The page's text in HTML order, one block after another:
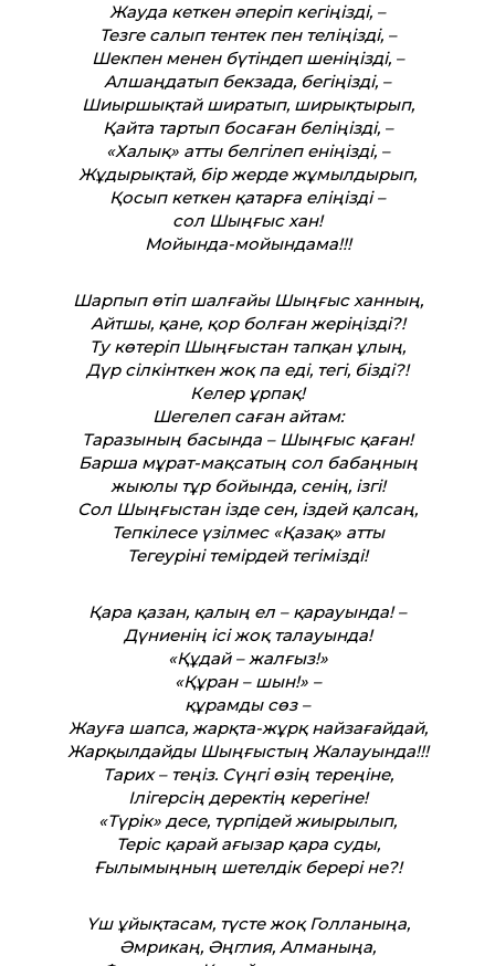
Жауда кеткен әперіп кегіңізді, –
Тезге салып тентек пен теліңізді, –
Шекпен менен бүтіндеп шеніңізді, –
Алшаңдатып бекзада, бегіңізді, –
Шиыршықтай ширатып, ширықтырып,
Қайта тартып босаған беліңізді, –
«Халық» атты белгілеп еніңізді, –
Жұдырықтай, бір жерде жұмылдырып,
Қосып кеткен қатарға еліңізді –
сол Шыңғыс хан!
Мойында-мойындама!!!
Шарпып өтіп шалғайы Шыңғыс ханның,
Айтшы, қане, қор болған жеріңізді?!
Ту көтеріп Шыңғыстан тапқан ұлың,
Дүр сілкінткен жоқ па еді, тегі, бізді?!
Келер ұрпақ!
Шегелеп саған айтам:
Таразының басында – Шыңғыс қаған!
Барша мұрат-мақсатың сол бабаңның
жыюлы тұр бойында, сенің, ізгі!
Сол Шыңғыстан ізде сен, іздей қалсаң,
Тепкілесе үзілмес «Қазақ» атты
Тегеуріні темірдей тегімізді!
Қара қазан, қалың ел – қарауында! –
Дүниенің ісі жоқ талауында!
«Құдай – жалғыз!»
«Құран – шын!» –
құрамды сөз –
Жауға шапса, жарқта-жұрқ найзағайдай,
Жарқылдайды Шыңғыстың Жалауында!!!
Тарих – теңіз. Сүңгі өзің тереңіне,
Ілігерсің деректің керегіне!
«Түрік» десе, түрпідей жиырылып,
Теріс қарай ағызар қара суды,
Ғылымыңның шетелдік берері не?!
Үш ұйықтасам, түсте жоқ Голланыңа,
Әмрикаң, Әңглия, Алманыңа,